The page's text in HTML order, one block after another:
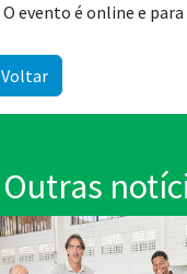
O evento é online e
Voltar
Outras